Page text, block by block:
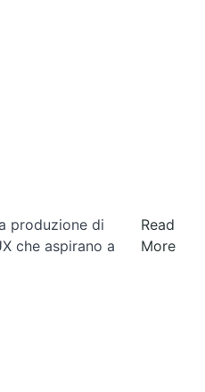
produzione di
che aspirano a
Read
More